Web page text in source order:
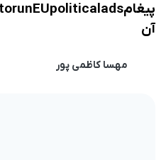
آن
مهسا کاظمی پور